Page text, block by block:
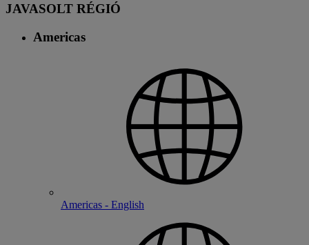
JAVASOLT RÉGIÓ
Americas
Americas - English